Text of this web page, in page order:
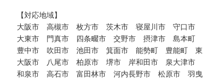
【対応地域】
大阪市 高槻市 枚方市 茨木市 寝屋川市 守口市
大東市 門真市 四条畷市 交野市 摂津市 島本町
豊中市 吹田市 池田市 箕面市 能勢町 豊能町 東
大阪市 八尾市 柏原市 堺市 岸和田市 泉大津市
和泉市 高石市 富田林市 河内長野市 松原市 羽曳